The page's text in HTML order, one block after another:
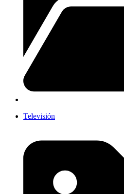
Televisión